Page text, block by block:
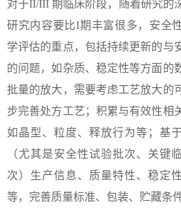
对于II/III 期临床阶段，随着研究的
研究内容要比I期丰富很多，安全
学评估的重点，包括持续更新的与
的问题，如杂质、稳定性等方面的
批量的放大，需要考虑工艺放大的
步完善处方工艺；积累与有效性相
如晶型、粒度、释放行为等；基
（尤其是安全性试验批次、关键
次）生产信息、质量特性、稳定
等，完善质量标准、包装、贮藏条件